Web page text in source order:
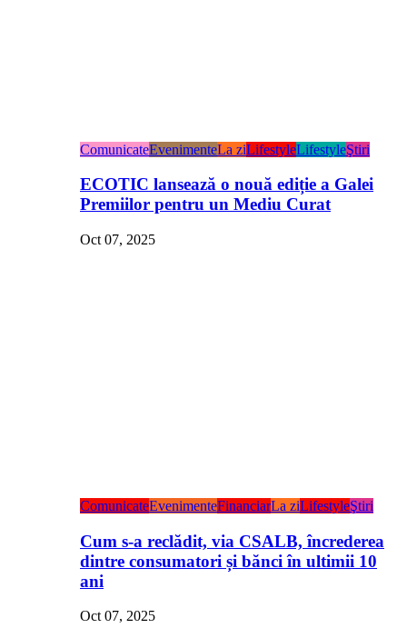
ComunicateEvenimenteLa ziLifestyleLifestyleŞtiri
ECOTIC lansează o nouă ediție a Galei
Premiilor pentru un Mediu Curat
Oct 07, 2025
ComunicateEvenimenteFinanciarLa ziLifestyleŞtiri
Cum s-a reclădit, via CSALB, încrederea
dintre consumatori și bănci în ultimii 10
ani
Oct 07, 2025